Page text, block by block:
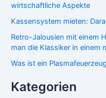
wirtschaftliche Aspekte
Kassensystem mieten:
Retro-Jalousien mit einem
man die Klassiker in einem
Was ist ein
Kategorien